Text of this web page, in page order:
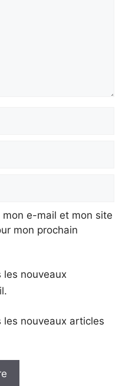
mon e-mail et mon site
mon prochain
les nouveaux
nouveaux articles